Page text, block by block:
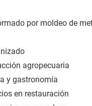
por moldeo de
agropecuaria
y gastronomía
en restauración